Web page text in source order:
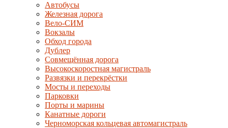
Автобусы
Железная дорога
Вело-СИМ
Вокзалы
Обход города
Дублер
Совмещённая дорога
Высокоскоростная магистраль
Развязки и перекрёстки
Мосты и переходы
Парковки
Порты и марины
Канатные дороги
Черноморская кольцевая автомагистраль